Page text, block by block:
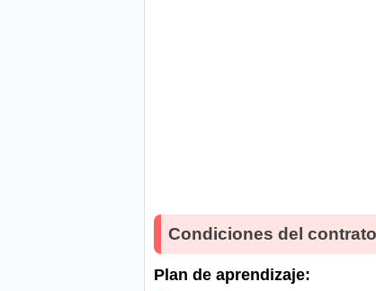
Condiciones del contrato
Plan de aprendizaje: